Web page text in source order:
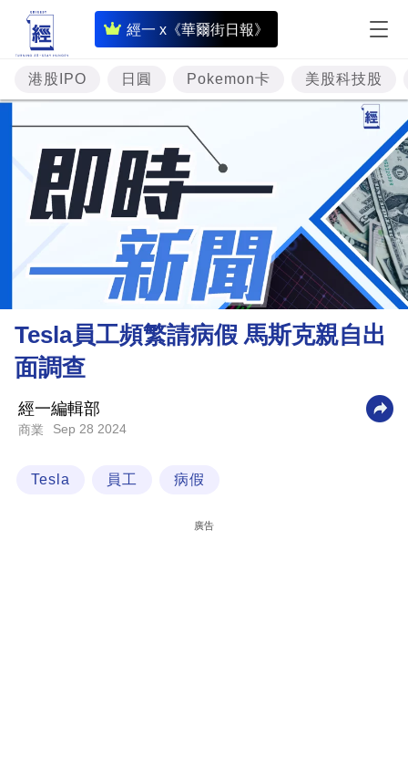
經一 x《華爾街日報》
即
時
財
經
專
題
投
資
樓
市
財
科
港股IPO 日圓 Pokemon卡 美股科技股
Tesla員工頻繁請病假 馬斯克親自出
面調查
經一編輯部
商業 Sep 28 2024
Tesla 員工 病假
廣告